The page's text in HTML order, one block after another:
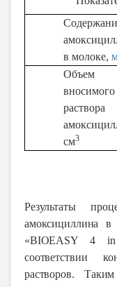
в молоке,
Объем
вносимого
раствора
см3
Результаты
амоксициллина
«BIOEASY 4 in
соответствии
растворов.